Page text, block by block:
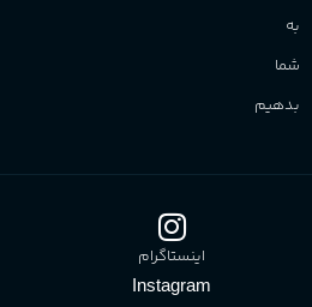
به
شما
بدهیم
اینستاگرام
Instagram